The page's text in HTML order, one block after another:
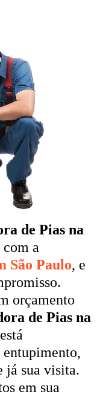
de Pias na
a
São Paulo, e
orçamento
de Pias na
já sua visita.
em sua